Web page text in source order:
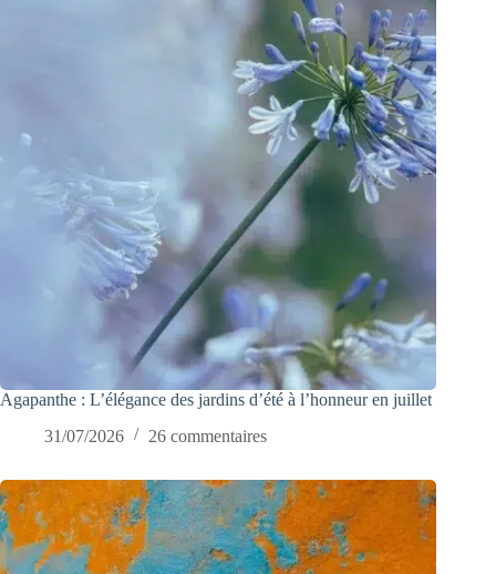
Agapanthe : L’élégance des jardins d’été à l’honneur en juillet
31/07/2026
26 commentaires